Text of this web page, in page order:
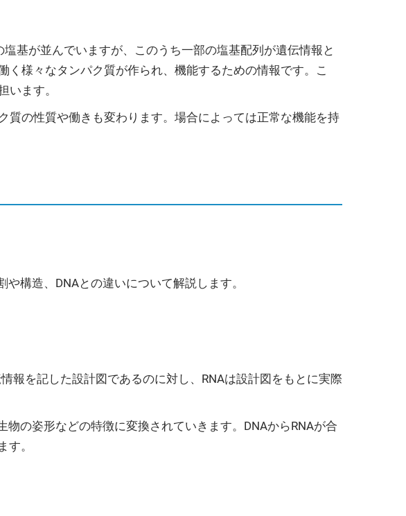
基が並んでいますが、このうち一部の塩基配列が遺伝情報と
様々なタンパク質が作られ、機能するための情報です。こ
います。
の性質や働きも変わります。場合によっては正常な機能を持
構造、DNAとの違いについて解説します。
報を記した設計図であるのに対し、RNAは設計図をもとに実際
の姿形などの特徴に変換されていきます。DNAからRNAが合
。